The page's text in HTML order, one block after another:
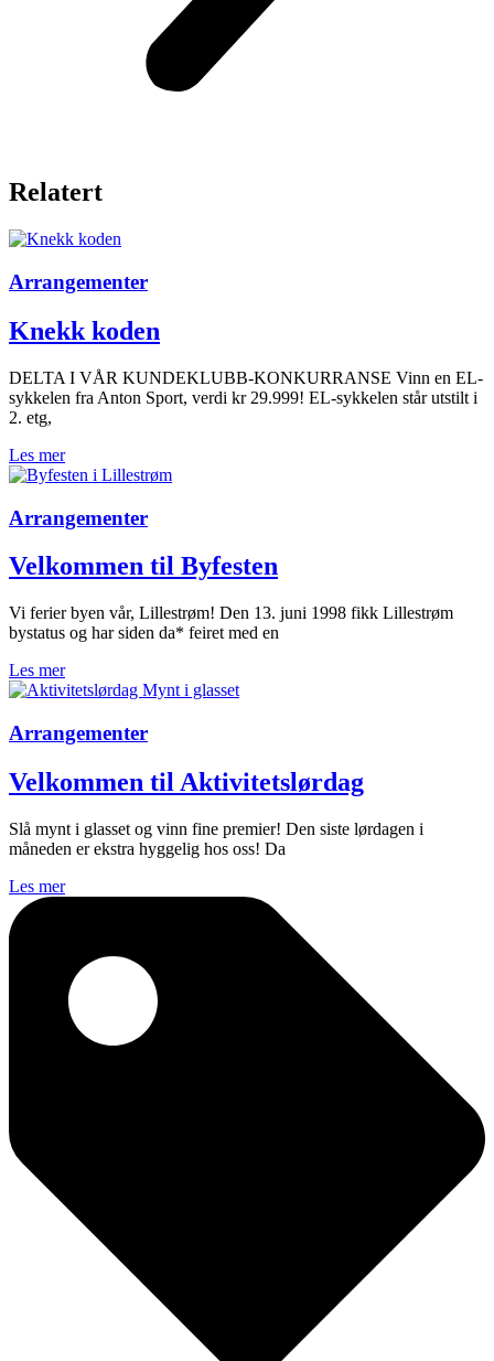
Relatert
Arrangementer
Knekk koden
DELTA I VÅR KUNDEKLUBB-KONKURRANSE Vinn en EL-
sykkelen fra Anton Sport, verdi kr 29.999! EL-sykkelen står utstilt i
2. etg,
Les mer
Arrangementer
Velkommen til Byfesten
Vi ferier byen vår, Lillestrøm! Den 13. juni 1998 fikk Lillestrøm
bystatus og har siden da* feiret med en
Les mer
Arrangementer
Velkommen til Aktivitetslørdag
Slå mynt i glasset og vinn fine premier! Den siste lørdagen i
måneden er ekstra hyggelig hos oss! Da
Les mer